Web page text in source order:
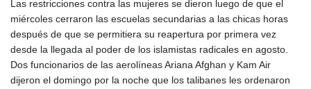
Las restricciones contra las mujeres se dieron luego de que el
miércoles cerraron las escuelas secundarias a las chicas horas
después de que se permitiera su reapertura por primera vez
desde la llegada al poder de los islamistas radicales en agosto.
Dos funcionarios de las aerolíneas Ariana Afghan y Kam Air
dijeron el domingo por la noche que los talibanes les ordenaron